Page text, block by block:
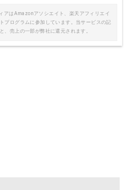
アはAmazonアソシエイト、楽天アフィリエイ
プログラムに参加しています。当サービスの記
、売上の一部が弊社に還元されます。